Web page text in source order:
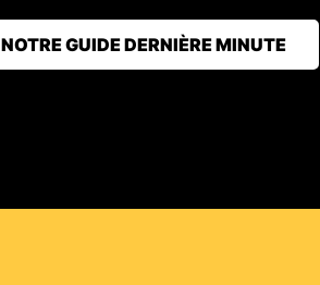
NOTRE GUIDE DERNIÈRE MINUTE